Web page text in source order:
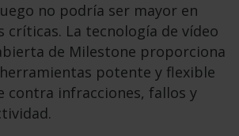
no podría ser mayor en
La tecnología de vídeo
de Milestone proporciona
potente y flexible
contra infracciones, fallos y